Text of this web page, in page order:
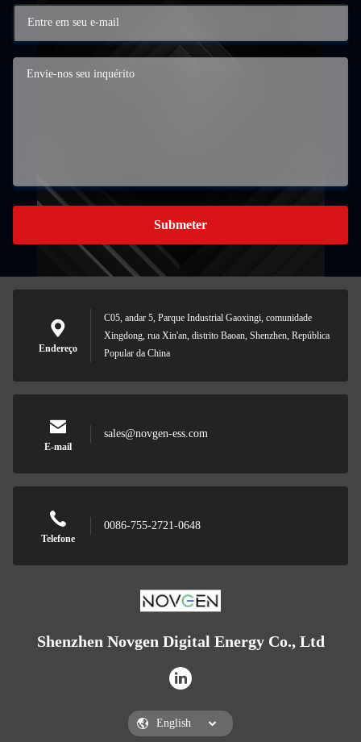
Submeter
Endereço
C05, andar 5, Parque Industrial Gaoxingi, comunidade
Xingdong, rua Xin'an, distrito Baoan, Shenzhen, República
Popular da China
E-mail
sales@novgen-ess.com
Telefone
0086-755-2721-0648
Shenzhen Novgen Digital Energy Co., Ltd